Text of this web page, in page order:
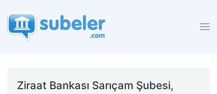
Ziraat Bankası Sarıçam Şubesi,